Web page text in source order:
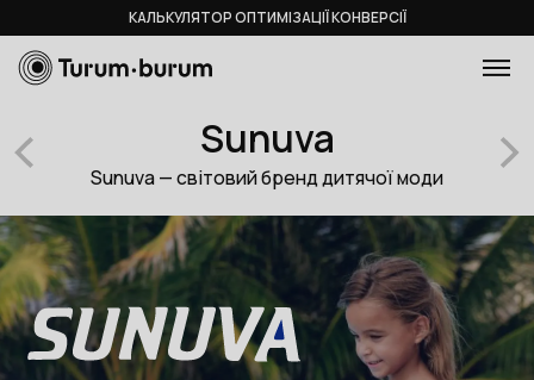
КАЛЬКУЛЯТОР ОПТИМІЗАЦІЇ КОНВЕРСІЇ
Sunuva
Sunuva — світовий бренд дитячої моди